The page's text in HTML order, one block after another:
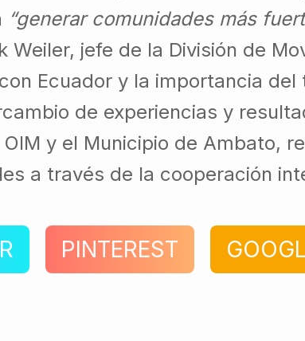
“generar comunidades más
Weiler, jefe de la División de
Ecuador y la importancia
de experiencias y
y el Municipio de Ambato,
a través de la cooperación
PINTEREST